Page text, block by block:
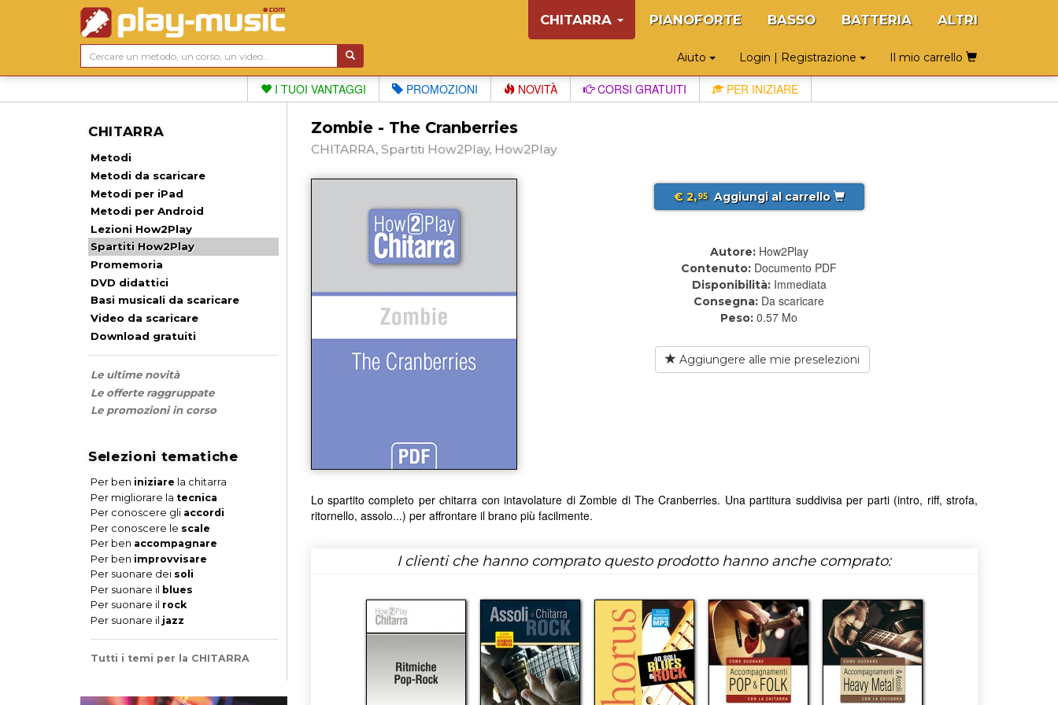
CHITARRA PIANOFORTE BASSO BATTERIA ALTRI
Aiuto Login | Registrazione Il mio carrello
I TUOI VANTAGGI PROMOZIONI NOVITÀ CORSI GRATUITI PER INIZIARE
CHITARRA
Metodi
Metodi da scaricare
Metodi per iPad
Metodi per Android
Lezioni How2Play
Spartiti How2Play
Promemoria
DVD didattici
Basi musicali da scaricare
Video da scaricare
Download gratuiti
Le ultime novità
Le offerte raggruppate
Le promozioni in corso
Selezioni tematiche
Per ben iniziare la chitarra
Per migliorare la tecnica
Per conoscere gli accordi
Per conoscere le scale
Per ben accompagnare
Per ben improvvisare
Per suonare dei soli
Per suonare il blues
Per suonare il rock
Per suonare il jazz
Tutti i temi per la CHITARRA
Zombie - The Cranberries
CHITARRA, Spartiti How2Play, How2Play
€ 2,95 Aggiungi al carrello
Autore: How2Play
Contenuto: Documento PDF
Disponibilità: Immediata
Consegna: Da scaricare
Peso: 0.57 Mo
Aggiungere alle mie preselezioni
Lo spartito completo per chitarra con intavolature di Zombie di The Cranberries. Una partitura suddivisa per parti (intro, riff, strofa,
ritornello, assolo...) per affrontare il brano più facilmente.
I clienti che hanno comprato questo prodotto hanno anche comprato: